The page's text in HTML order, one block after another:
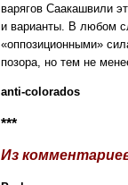
варягов Саакашвили
и варианты. В любом
«оппозиционными»
позора, но тем не
anti-colorados
***
Из